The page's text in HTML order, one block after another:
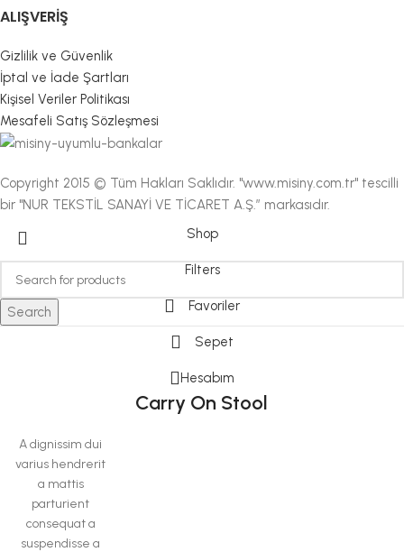
ALIŞVERIŞ
Gizlilik ve Güvenlik
İptal ve İade Şartları
Kişisel Veriler Politikası
Mesafeli Satış Sözleşmesi
Copyright 2015 © Tüm Hakları Saklıdır. "www.misiny.com.tr" tescilli
bir "NUR TEKSTİL SANAYİ VE TİCARET A.Ş.” markasıdır.
Search
Carry On Stool
A dignissim dui
varius hendrerit
a mattis
parturient
consequat a
suspendisse a
Shop
Filters
Favoriler
Sepet
Hesabım